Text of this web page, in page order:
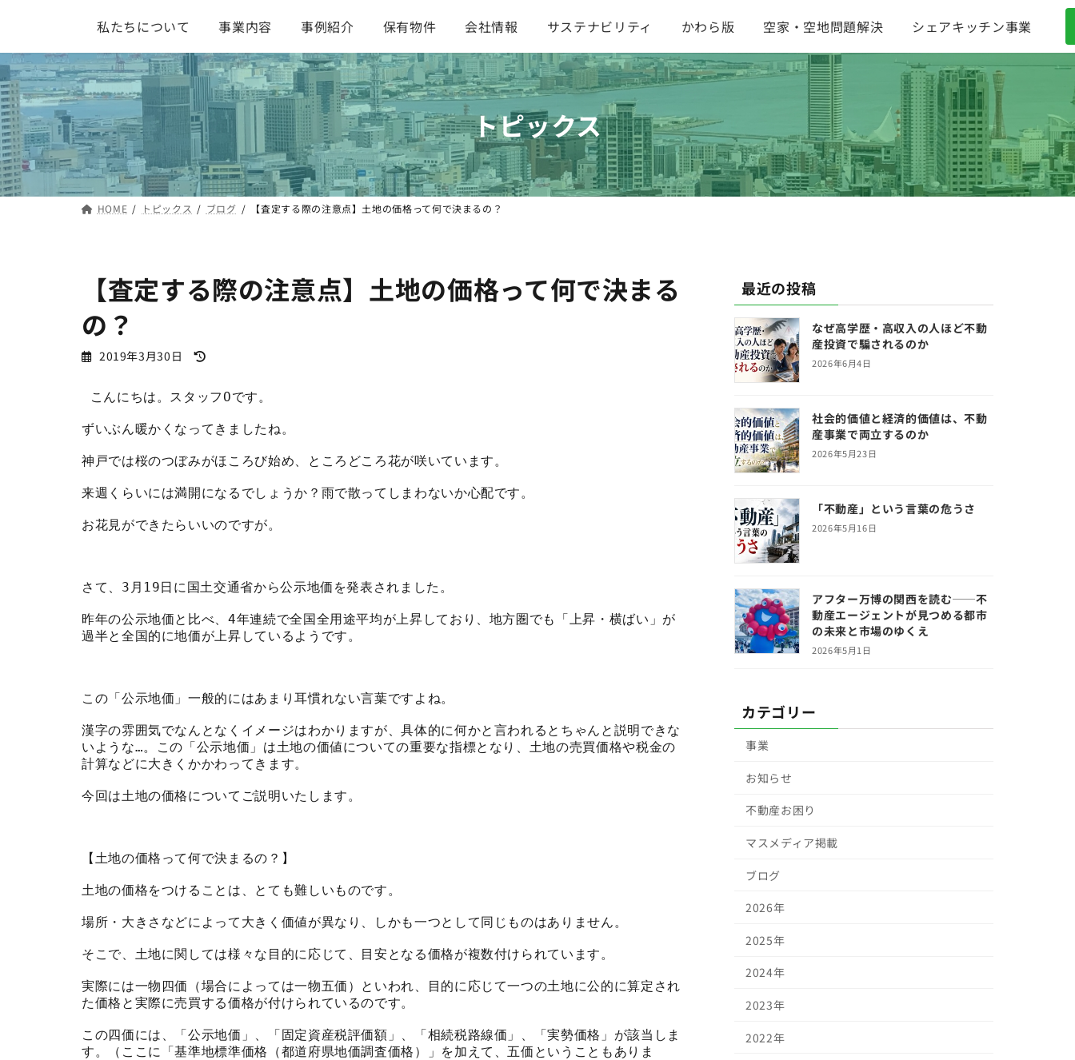
ン
ツ
へ
ス
キ
ッ
プ
ー
シ
ョ
ン
に
移
動
私たちについて 事業内容 事例紹介 保有物件 会社情報 サステナビリティ かわら版 空家・空地問題解決 シェアキッチン事業
トピックス
HOME トピックス ブログ 【査定する際の注意点】土地の価格って何で決まるの？
【査定する際の注意点】土地の価格って何で決まる
の？
2019年3月30日
新
時
こんにちは。スタッフOです。
ずいぶん暖かくなってきましたね。
神戸では桜のつぼみがほころび始め、ところどころ花が咲いています。
来週くらいには満開になるでしょうか？雨で散ってしまわないか心配です。
お花見ができたらいいのですが。
さて、3月19日に国土交通省から公示地価を発表されました。
昨年の公示地価と比べ、4年連続で全国全用途平均が上昇しており、地方圏でも「上昇・横ばい」が
過半と全国的に地価が上昇しているようです。
この「公示地価」一般的にはあまり耳慣れない言葉ですよね。
漢字の雰囲気でなんとなくイメージはわかりますが、具体的に何かと言われるとちゃんと説明できな
いような…。この「公示地価」は土地の価値についての重要な指標となり、土地の売買価格や税金の
計算などに大きくかかわってきます。
今回は土地の価格についてご説明いたします。
【土地の価格って何で決まるの？】
土地の価格をつけることは、とても難しいものです。
場所・大きさなどによって大きく価値が異なり、しかも一つとして同じものはありません。
そこで、土地に関しては様々な目的に応じて、目安となる価格が複数付けられています。
実際には一物四価（場合によっては一物五価）といわれ、目的に応じて一つの土地に公的に算定され
た価格と実際に売買する価格が付けられているのです。
この四価には、「公示地価」、「固定資産税評価額」、「相続税路線価」、「実勢価格」が該当しま
す。（ここに「基準地標準価格（都道府県地価調査価格）」を加えて、五価ということもありま
最近の投稿
なぜ高学歴・高収入の人ほど不動
産投資で騙されるのか
2026年6月4日
社会的価値と経済的価値は、不動
産事業で両立するのか
2026年5月23日
「不動産」という言葉の危うさ
2026年5月16日
アフター万博の関西を読む──不
動産エージェントが見つめる都市
の未来と市場のゆくえ
2026年5月1日
カテゴリー
事業
お知らせ
不動産お困り
マスメディア掲載
ブログ
2026年
2025年
2024年
2023年
2022年